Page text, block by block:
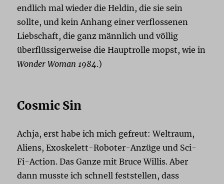
endlich mal wieder die Heldin, die sie sein
sollte, und kein Anhang einer verflossenen
Liebschaft, die ganz männlich und völlig
überflüssigerweise die Hauptrolle mopst, wie in
Wonder Woman 1984.)
Cosmic Sin
Achja, erst habe ich mich gefreut: Weltraum,
Aliens, Exoskelett-Roboter-Anzüge und Sci-
Fi-Action. Das Ganze mit Bruce Willis. Aber
dann musste ich schnell feststellen, dass